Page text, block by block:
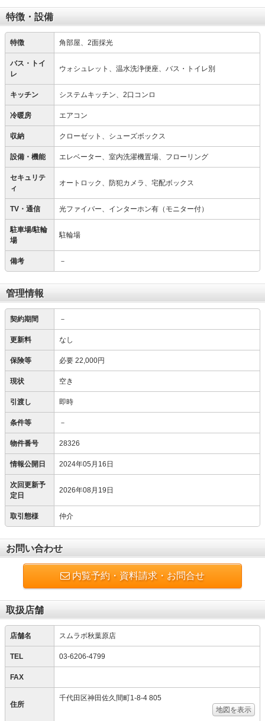
特徴・設備
特徴 角部屋、2面採光
バス・トイ
レ
ウォシュレット、温水洗浄便座、バス・トイレ別
キッチン システムキッチン、2口コンロ
冷暖房 エアコン
収納 クローゼット、シューズボックス
設備・機能 エレベーター、室内洗濯機置場、フローリング
セキュリテ
ィ
オートロック、防犯カメラ、宅配ボックス
TV・通信 光ファイバー、インターホン有（モニター付）
駐車場/駐輪
場
駐輪場
備考 －
管理情報
契約期間 －
更新料 なし
保険等 必要 22,000円
現状 空き
引渡し 即時
条件等 －
物件番号 28326
情報公開日 2024年05月16日
次回更新予
定日
2026年08月19日
取引態様 仲介
お問い合わせ
内覧予約・資料請求・お問合せ
取扱店舗
店舗名 スムラボ秋葉原店
TEL 03-6206-4799
FAX
住所
千代田区神田佐久間町1-8-4 805
地図を表示